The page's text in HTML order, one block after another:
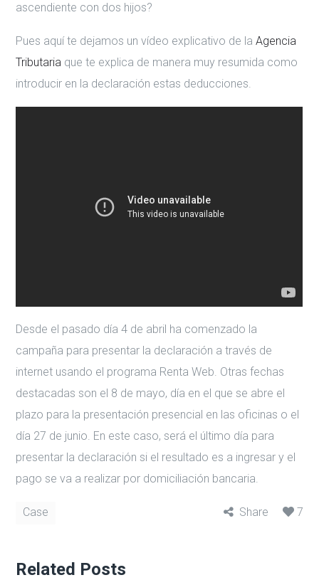
ascendiente con dos hijos?
Pues aquí te dejamos un vídeo explicativo de la Agencia
Tributaria que te explica de manera muy resumida como
introducir en la declaración estas deducciones.
Desde el pasado día 4 de abril ha comenzado la
campaña para presentar la declaración a través de
internet usando el programa Renta Web. Otras fechas
destacadas son el 8 de mayo, día en el que se abre el
plazo para la presentación presencial en las oficinas o el
día 27 de junio. En este caso, será el último día para
presentar la declaración si el resultado es a ingresar y el
pago se va a realizar por domiciliación bancaria.
Case Share 7
Related Posts